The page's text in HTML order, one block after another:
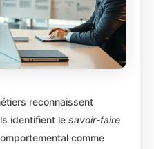
reconnaissent
identifient le savoir-faire
comme